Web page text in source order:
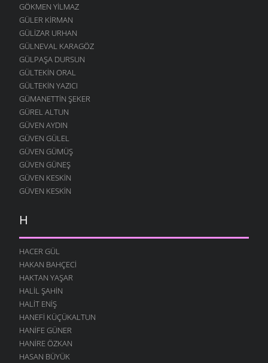
GÖKMEN YILMAZ
GÜLER KIRMAN
GÜLIZAR URHAN
GÜLNEVAL KARAGÖZ
GÜLPAŞA DURSUN
GÜLTEKIN ORAL
GÜLTEKIN YAZICI
GÜMANETTIN ŞEKER
GÜREL ALTUN
GÜVEN AYDIN
GÜVEN GÜLEL
GÜVEN GÜMÜŞ
GÜVEN GÜNEŞ
GÜVEN KESKIN
GÜVEN KESKIN
H
HACER GÜL
HAKAN BAHÇECI
HAKTAN YAŞAR
HALIL ŞAHIN
HALIT ENIŞ
HANEFI KÜÇÜKALTUN
HANIFE GÜNER
HANIRE ÖZKAN
HASAN BÜYÜK